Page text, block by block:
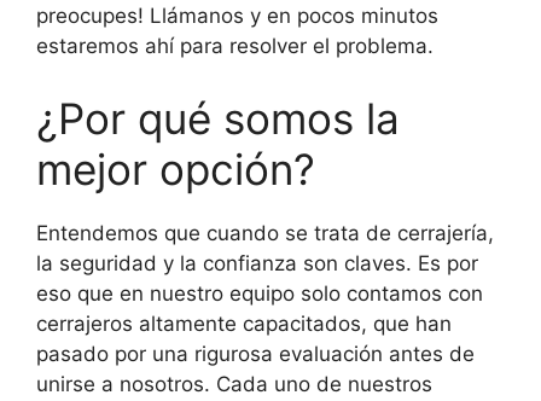
preocupes! Llámanos y en pocos minutos
estaremos ahí para resolver el problema.
¿Por qué somos la
mejor opción?
Entendemos que cuando se trata de cerrajería,
la seguridad y la confianza son claves. Es por
eso que en nuestro equipo solo contamos con
cerrajeros altamente capacitados, que han
pasado por una rigurosa evaluación antes de
unirse a nosotros. Cada uno de nuestros